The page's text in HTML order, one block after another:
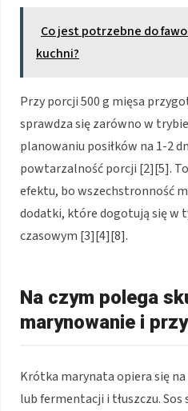
Co jest potrzebne do
kuchni?
Przy porcji 500 g mięsa
sprawdza się zarówno w
planowaniu posiłków na 1-2
powtarzalność porcji [2][5].
efektu, bo wszechstronność
dodatki, które dogotują się w
czasowym [3][4][8].
Na czym polega
marynowanie i
Krótka marynata opiera się
lub fermentacji i tłuszczu.